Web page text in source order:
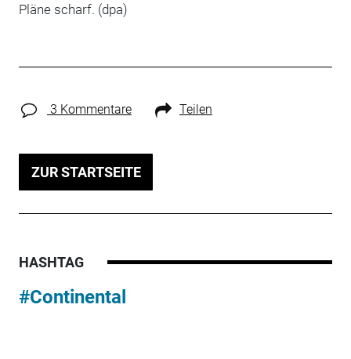
Pläne scharf. (dpa)
3 Kommentare Teilen
ZUR STARTSEITE
HASHTAG
#Continental